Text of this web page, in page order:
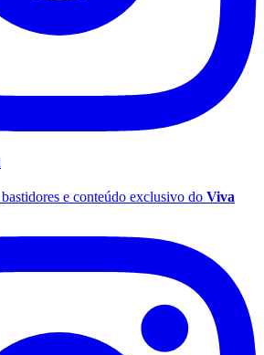
e conteúdo exclusivo do Viva